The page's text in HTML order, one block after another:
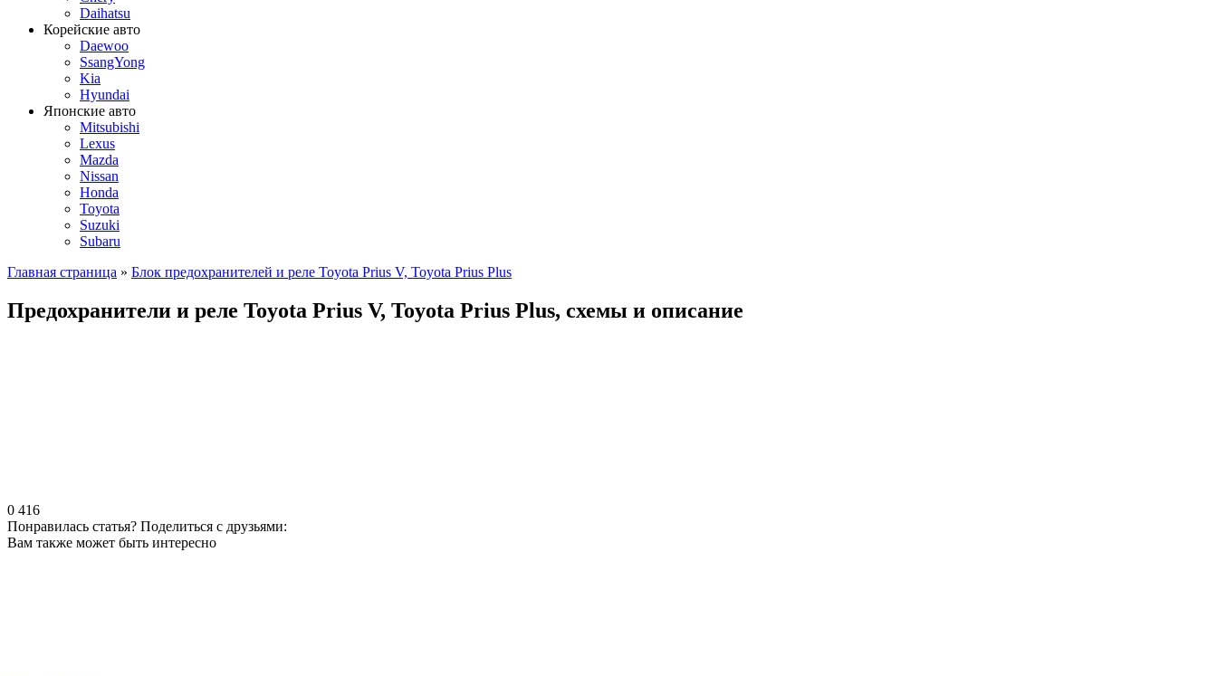
Daihatsu
Корейские авто
Daewoo
SsangYong
Kia
Hyundai
Японские авто
Mitsubishi
Lexus
Mazda
Nissan
Honda
Toyota
Suzuki
Subaru
Главная страница » Блок предохранителей и реле Toyota Prius V, Toyota Prius Plus
Предохранители и реле Toyota Prius V, Toyota Prius Plus, схемы и описание
0 416
Понравилась статья? Поделиться с друзьями:
Вам также может быть интересно